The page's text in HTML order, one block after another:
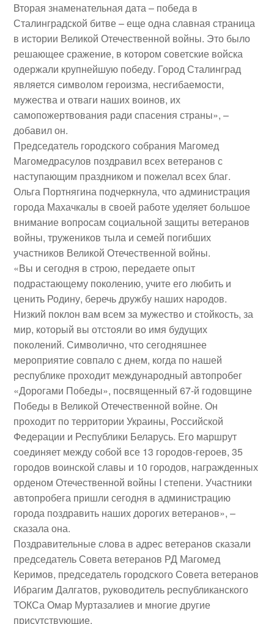
Вторая знаменательная дата – победа в
Сталинградской битве – еще одна славная страница
в истории Великой Отечественной войны. Это было
решающее сражение, в котором советские войска
одержали крупнейшую победу. Город Сталинград
является символом героизма, несгибаемости,
мужества и отваги наших воинов, их
самопожертвования ради спасения страны», –
добавил он.
Председатель городского собрания Магомед
Магомедрасулов поздравил всех ветеранов с
наступающим праздником и пожелал всех благ.
Ольга Портнягина подчеркнула, что администрация
города Махачкалы в своей работе уделяет большое
внимание вопросам социальной защиты ветеранов
войны, тружеников тыла и семей погибших
участников Великой Отечественной войны.
«Вы и сегодня в строю, передаете опыт
подрастающему поколению, учите его любить и
ценить Родину, беречь дружбу наших народов.
Низкий поклон вам всем за мужество и стойкость, за
мир, который вы отстояли во имя будущих
поколений. Символично, что сегодняшнее
мероприятие совпало с днем, когда по нашей
республике проходит международный автопробег
«Дорогами Победы», посвященный 67-й годовщине
Победы в Великой Отечественной войне. Он
проходит по территории Украины, Российской
Федерации и Республики Беларусь. Его маршрут
соединяет между собой все 13 городов-героев, 35
городов воинской славы и 10 городов, награжденных
орденом Отечественной войны I степени. Участники
автопробега пришли сегодня в администрацию
города поздравить наших дорогих ветеранов», –
сказала она.
Поздравительные слова в адрес ветеранов сказали
председатель Совета ветеранов РД Магомед
Керимов, председатель городского Совета ветеранов
Ибрагим Далгатов, руководитель республиканского
ТОКСа Омар Муртазалиев и многие другие
присутствующие.